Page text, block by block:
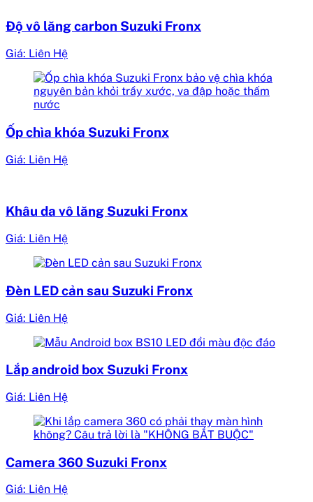
Độ vô lăng carbon Suzuki Fronx
Giá: Liên Hệ
Ốp chìa khóa Suzuki Fronx
Giá: Liên Hệ
Khâu da vô lăng Suzuki Fronx
Giá: Liên Hệ
Đèn LED cản sau Suzuki Fronx
Giá: Liên Hệ
Lắp android box Suzuki Fronx
Giá: Liên Hệ
Camera 360 Suzuki Fronx
Giá: Liên Hệ